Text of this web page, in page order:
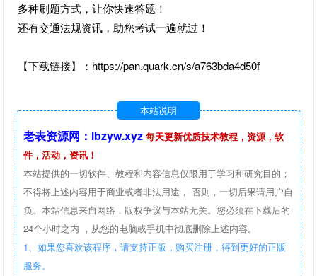
多种刷题方式，让你快速答题！
还有交通法规资讯，助您考试一遍就过！
【下载链接】：https://pan.quark.cn/s/a763bda4d50f
本站说明
老表资源网：lbzyw.xyz 每天更新优质技术教程，资源，软
件，活动，资讯！
本站提供的一切软件、教程和内容信息仅限用于学习和研究目的；
不得将上述内容用于商业或者非法用途， 否则，一切后果请用户自
负。本站信息来自网络，版权争议与本站无关。您必须在下载后的
24个小时之内 ，从您的电脑或手机中彻底删除上述内容。
1、如果您喜欢该程序，请支持正版，购买注册，得到更好的正版
服务。